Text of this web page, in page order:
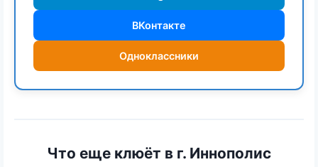
ВКонтакте
Одноклассники
Что еще клюёт в г. Иннополис